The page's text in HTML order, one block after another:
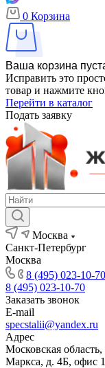
0 Корзина
Ваша корзина
Исправить это
товар и нажмите
Перейти в каталог
Подать заявку
Москва
Санкт-Петербург
Москва
8 (495) 023-10-70
8 (495) 023-10-70
Заказать звонок
E-mail
specstalii@yandex.ru
Адрес
Московская
Маркса, д. 4Б, офис